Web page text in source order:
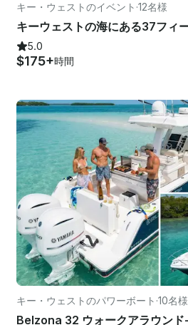
キー・ウェストのイベント ·12名様
5.0
$175+時間
キー・ウェストのパワーボート ·10名様